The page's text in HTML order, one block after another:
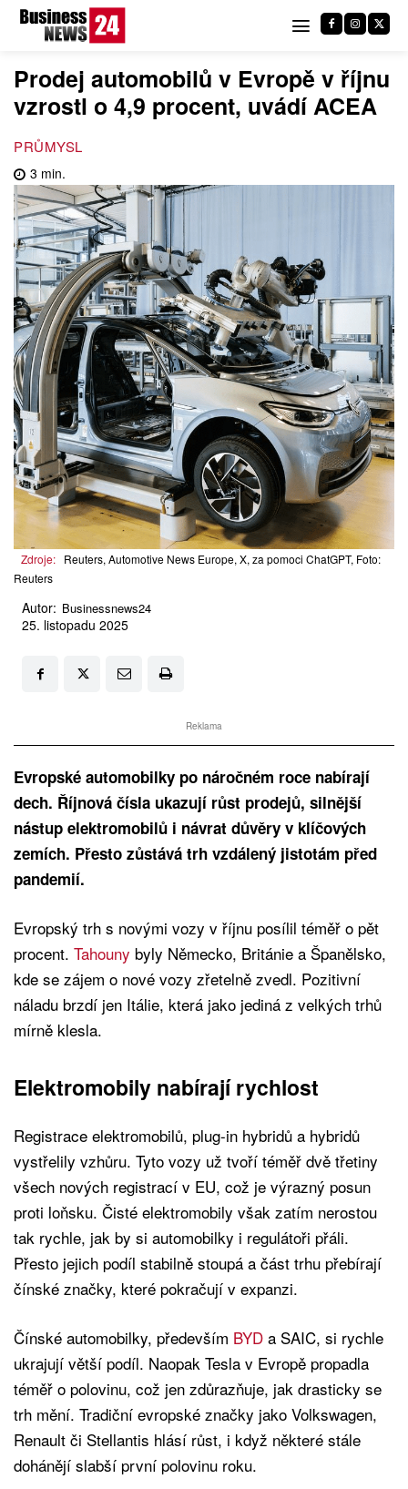
Prodej automobilů v Evropě v říjnu
vzrostl o 4,9 procent, uvádí ACEA
PRŮMYSL
3 min.
Zdroje: Reuters, Automotive News Europe, X, za pomoci ChatGPT, Foto:
Reuters
Autor: Businessnews24
25. listopadu 2025
Reklama
Evropské automobilky po náročném roce nabírají
dech. Říjnová čísla ukazují růst prodejů, silnější
nástup elektromobilů i návrat důvěry v klíčových
zemích. Přesto zůstává trh vzdálený jistotám před
pandemií.
Evropský trh s novými vozy v říjnu posílil téměř o pět
procent. Tahouny byly Německo, Británie a Španělsko,
kde se zájem o nové vozy zřetelně zvedl. Pozitivní
náladu brzdí jen Itálie, která jako jediná z velkých trhů
mírně klesla.
Elektromobily nabírají rychlost
Registrace elektromobilů, plug-in hybridů a hybridů
vystřelily vzhůru. Tyto vozy už tvoří téměř dvě třetiny
všech nových registrací v EU, což je výrazný posun
proti loňsku. Čisté elektromobily však zatím nerostou
tak rychle, jak by si automobilky i regulátoři přáli.
Přesto jejich podíl stabilně stoupá a část trhu přebírají
čínské značky, které pokračují v expanzi.
Čínské automobilky, především BYD a SAIC, si rychle
ukrajují větší podíl. Naopak Tesla v Evropě propadla
téměř o polovinu, což jen zdůrazňuje, jak drasticky se
trh mění. Tradiční evropské značky jako Volkswagen,
Renault či Stellantis hlásí růst, i když některé stále
dohánějí slabší první polovinu roku.